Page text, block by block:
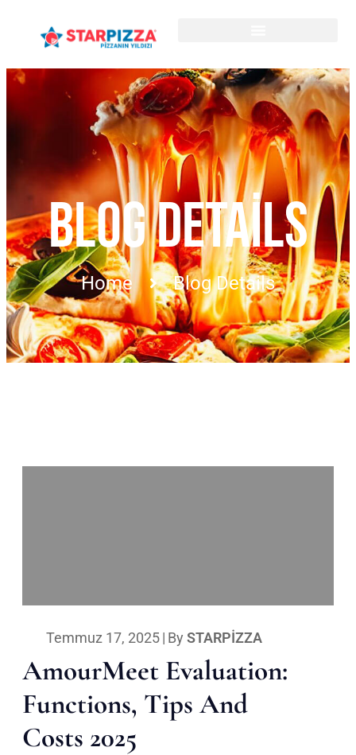
BLOG DETAILS
Home Blog Details
Temmuz 17, 2025| By STARPIZZA
AmourMeet Evaluation:
Functions, Tips And
Costs 2025